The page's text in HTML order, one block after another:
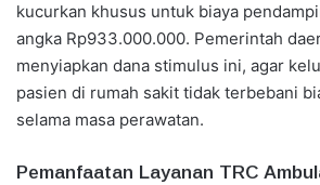
kucurkan khusus untuk biaya
angka Rp933.000.000. Pemerintah
menyiapkan dana stimulus ini, agar
pasien di rumah sakit tidak terbebani
selama masa perawatan.
Pemanfaatan Layanan TRC